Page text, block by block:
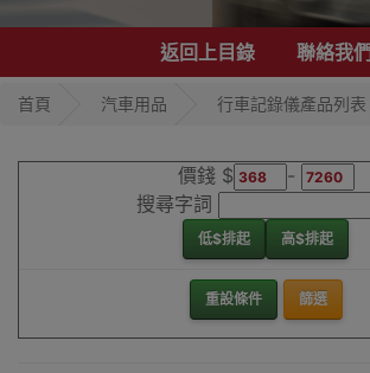
行車記錄儀
返回上目錄 聯絡我們
首頁 汽車用品 行車記錄儀產品列表
價錢 $
-
搜尋字詞
低$排起 高$排起
重設條件 篩選